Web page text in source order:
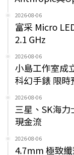
2026-08-06
富采 Micro
2.1 GHz
2026-08-06
小島工作室成
科幻手錶 限時
2026-08-06
三星、SK海
現金流
2026-08-06
4.7mm 極致